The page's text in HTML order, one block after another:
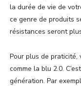
la durée de vie de
ce genre de produits
résistances seront
Pour plus de
comme la blu 2.0.
génération. Par